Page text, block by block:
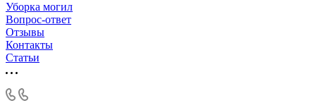
Уборка могил
Вопрос-ответ
Отзывы
Контакты
Статьи